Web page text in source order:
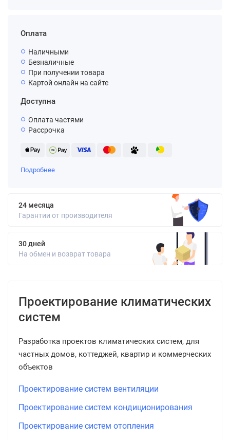
Оплата
Наличными
Безналичные
При получении товара
Картой онлайн на сайте
Доступна
Оплата частями
Рассрочка
Подробнее
24 месяца
Гарантии от производителя
30 дней
На обмен и возврат товара
Проектирование климатических
систем
Разработка проектов климатических систем, для
частных домов, коттеджей, квартир и коммерческих
объектов
Проектирование систем вентиляции
Проектирование систем кондиционирования
Проектирование систем отопления